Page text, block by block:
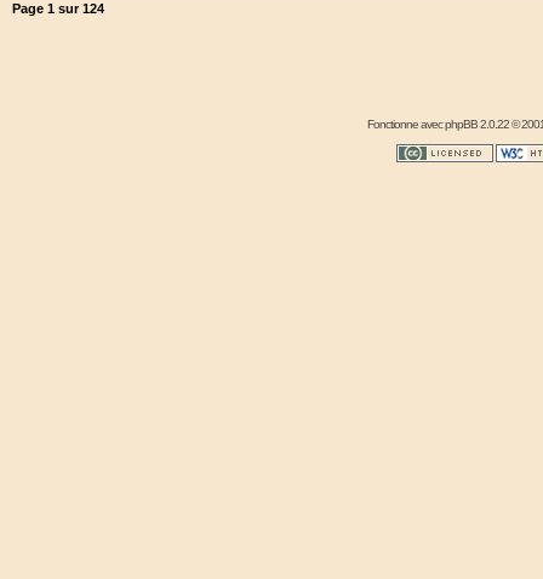
Page 1 sur124
Fonctionne avecphpBB2.0.22 ©